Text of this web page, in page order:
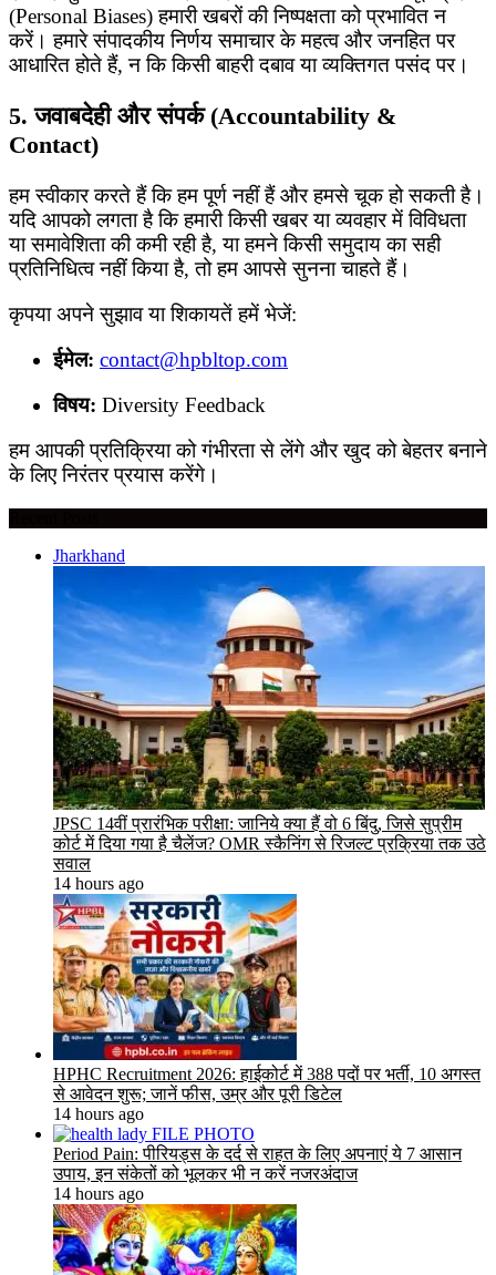
(Personal Biases) हमारी खबरों की निष्पक्षता को प्रभावित न
करें। हमारे संपादकीय निर्णय समाचार के महत्व और जनहित पर
आधारित होते हैं, न कि किसी बाहरी दबाव या व्यक्तिगत पसंद पर।
5. जवाबदेही और संपर्क (Accountability &
Contact)
हम स्वीकार करते हैं कि हम पूर्ण नहीं हैं और हमसे चूक हो सकती है।
यदि आपको लगता है कि हमारी किसी खबर या व्यवहार में विविधता
या समावेशिता की कमी रही है, या हमने किसी समुदाय का सही
प्रतिनिधित्व नहीं किया है, तो हम आपसे सुनना चाहते हैं।
कृपया अपने सुझाव या शिकायतें हमें भेजें:
ईमेल: contact@hpbltop.com
विषय: Diversity Feedback
हम आपकी प्रतिक्रिया को गंभीरता से लेंगे और खुद को बेहतर बनाने
के लिए निरंतर प्रयास करेंगे।
Jharkhand
JPSC 14वीं प्रारंभिक परीक्षा: जानिये क्या हैं वो 6 बिंदु, जिसे सुप्रीम
कोर्ट में दिया गया है चैलेंज? OMR स्कैनिंग से रिजल्ट प्रक्रिया तक उठे
सवाल
14 hours ago
HPHC Recruitment 2026: हाईकोर्ट में 388 पदों पर भर्ती, 10 अगस्त
से आवेदन शुरू; जानें फीस, उम्र और पूरी डिटेल
14 hours ago
Period Pain: पीरियड्स के दर्द से राहत के लिए अपनाएं ये 7 आसान
उपाय, इन संकेतों को भूलकर भी न करें नजरअंदाज
14 hours ago